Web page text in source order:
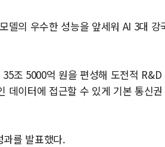
델의 우수한 성능을 앞세워 AI 3대 강
조 5000억 원을 편성해 도전적 R&D
데이터에 접근할 수 있게 기본 통신
를 발표했다.